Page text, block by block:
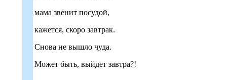
мама звенит посудой,
кажется, скоро завтрак.
Снова не вышло чуда.
Может быть, выйдет завтра?!